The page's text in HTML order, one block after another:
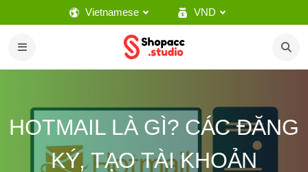
Vietnamese VND
HOTMAIL LÀ GÌ? CÁC ĐĂNG
KÝ, TẠO TÀI KHOẢN